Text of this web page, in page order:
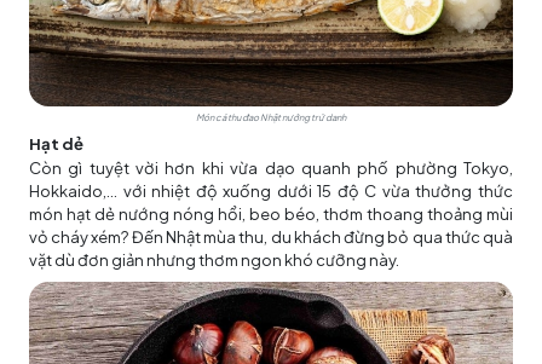
Món cá thu đao Nhật nướng trứ danh
Hạt dẻ
Còn gì tuyệt vời hơn khi vừa dạo quanh phố phường Tokyo,
Hokkaido,... với nhiệt độ xuống dưới 15 độ C vừa thưởng thức
món hạt dẻ nướng nóng hổi, beo béo, thơm thoang thoảng mùi
vỏ cháy xém? Đến Nhật mùa thu, du khách đừng bỏ qua thức quà
vặt dù đơn giản nhưng thơm ngon khó cưỡng này.